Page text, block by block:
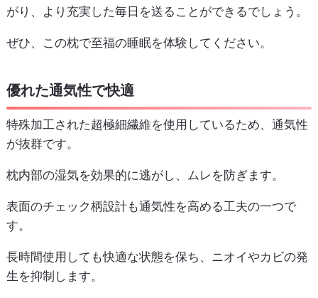
がり、より充実した毎日を送ることができるでしょう。
ぜひ、この枕で至福の睡眠を体験してください。
優れた通気性で快適
特殊加工された超極細繊維を使用しているため、通気性
が抜群です。
枕内部の湿気を効果的に逃がし、ムレを防ぎます。
表面のチェック柄設計も通気性を高める工夫の一つで
す。
長時間使用しても快適な状態を保ち、ニオイやカビの発
生を抑制します。